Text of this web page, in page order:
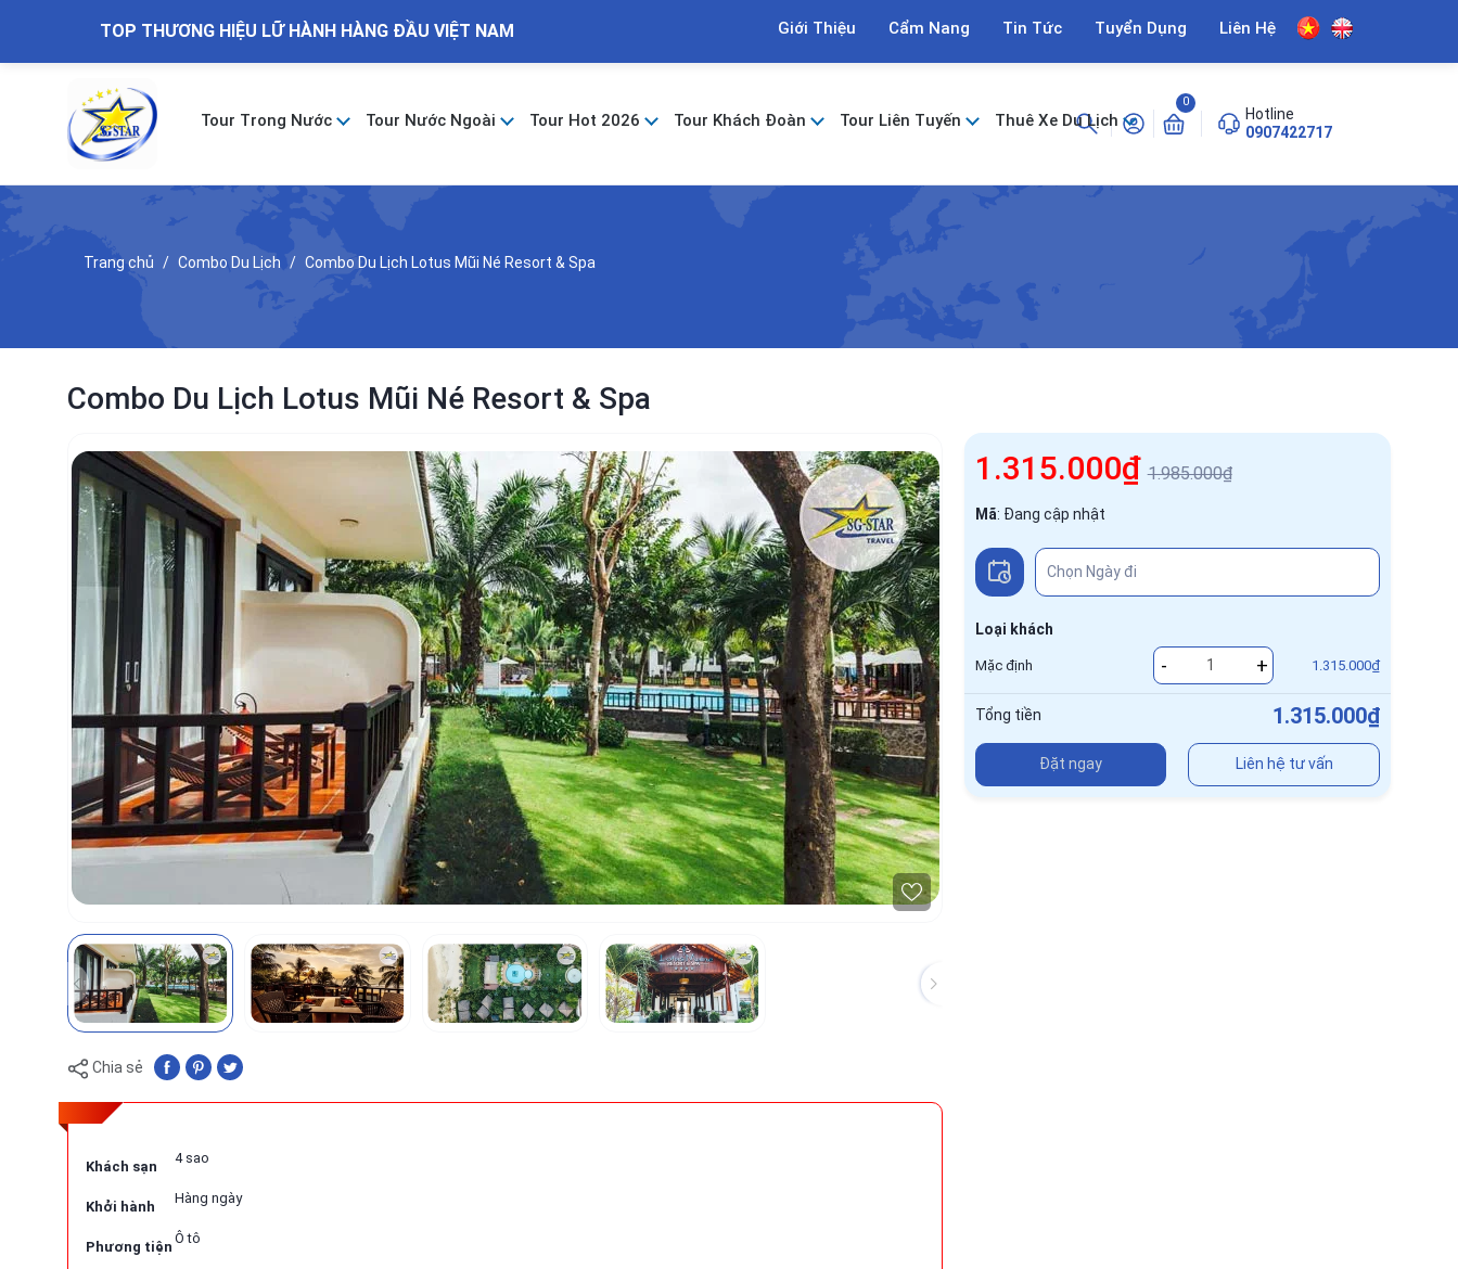
TOP THƯƠNG HIỆU LỮ HÀNH HÀNG ĐẦU VIỆT NAM Giới Thiệu Cẩm Nang Tin Tức Tuyển Dụng Liên Hệ
Tour Trong Nước Tour Nước Ngoài Tour Hot 2026 Tour Khách Đoàn Tour Liên Tuyến Thuê Xe Du Lịch
0
Hotline
0907422717
Trang chủ Combo Du Lịch Combo Du Lịch Lotus Mũi Né Resort & Spa
Combo Du Lịch Lotus Mũi Né Resort & Spa
Chia sẻ
Khách sạn
4 sao
Khởi hành
Hàng ngày
Phương tiện
Ô tô
1.315.000₫1.985.000₫
Mã: Đang cập nhật
Loại khách
Mặc định - + 1.315.000₫
Tổng tiền 1.315.000₫
Đặt ngay Liên hệ tư vấn